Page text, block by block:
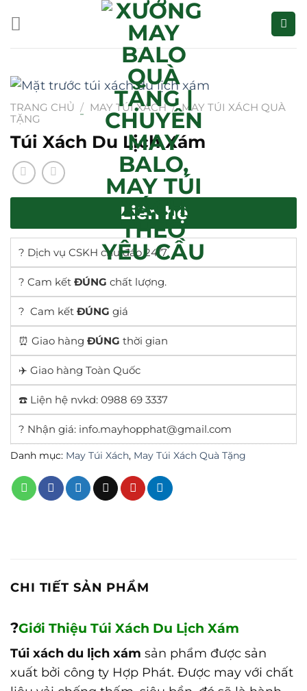
qua
nội
TRANG CHỦ / MAY TÚI XÁCH / MAY TÚI XÁCH QUÀ
TẶNG
Túi Xách Du Lịch Xám
Liên hệ
? Dịch vụ CSKH chu đáo 24/7
? Cam kết ĐÚNG chất lượng.
? Cam kết ĐÚNG giá
⏰ Giao hàng ĐÚNG thời gian
✈️ Giao hàng Toàn Quốc
☎️ Liện hệ nvkd: 0988 69 3337
? Nhận giá: info.mayhopphat@gmail.com
Danh mục: May Túi Xách, May Túi Xách Quà Tặng
CHI TIẾT SẢN PHẨM
?Giới Thiệu Túi Xách Du Lịch Xám
Túi xách du lịch xám sản phẩm được sản
xuất bởi công ty Hợp Phát. Được may với chất